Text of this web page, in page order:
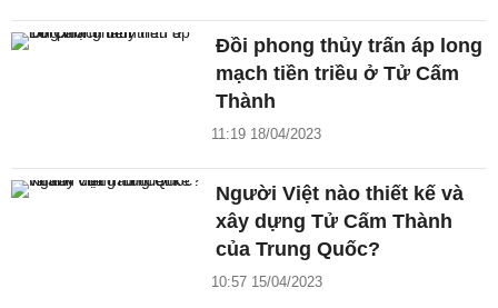
Đồi phong thủy trấn áp long
mạch tiền triều ở Tử Cấm
Thành
11:19 18/04/2023
Người Việt nào thiết kế và
xây dựng Tử Cấm Thành
của Trung Quốc?
10:57 15/04/2023